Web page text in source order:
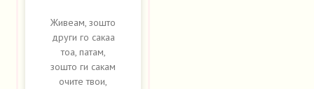
Живеам, зошто
други го сакаа
тоа, патам,
зошто ги сакам
очите твои,